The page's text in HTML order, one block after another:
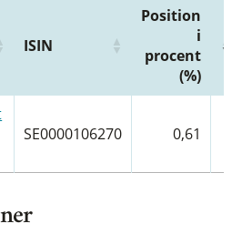
ISIN
Position
i
procent
(%)
SE0000106270 0,61